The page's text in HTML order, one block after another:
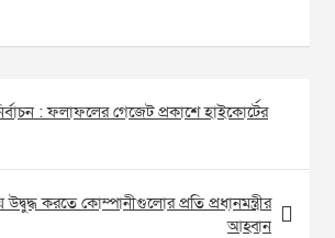
: ফলাফলের গেজেট প্রকাশে হাইকোর্টের
করতে কোম্পানীগুলোর প্রতি প্রধানমন্ত্রীর
আহ্বান